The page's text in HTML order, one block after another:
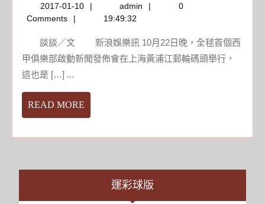
突
破
甲
俱
樂
達
囌
2017-01-10
2017-
01-
admin admin
0
Comments
19:49:32
談談／文 新浪娛樂訊 10月22日晚，全毬首個西
甲俱樂部啟動新聞發佈會在上海黃浦江郵輪碼頭舉行，
這也是 […] ...
READ MORE
MORE
運彩球版